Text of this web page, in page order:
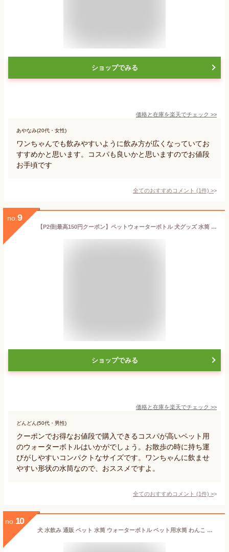
ショップでみる
価格と在庫を楽天でチェック >>
あやなみ(20代・女性)
ワンちゃんでも飲みやすいように飲み方が広くなっていてお
すすめかと思います。コスパも良いかと思いますのでお値段
お手頃です
全てのおすすめコメント (1件) >
no. 9
【P2倍|最高150円クーポン】ペットウォーターボトル 犬グッズ 水筒 餌 ペット用品 水 水飲み ボトル 犬 ペットボトル ペット給水器 使いやすい 安全 漏れ防止 散歩 外出
ショップでみる
価格と在庫を楽天でチェック >>
どんどん(50代・男性)
クーポンでお得なお値段で購入できるコスパが高いペット用
のウォーターボトルはいかがでしょう。お散歩の時に持ち運
びがしやすいコンパクトなサイズです。ワンちゃんに飲ませ
やすい形状の水筒なので、おススメですよ。
全てのおすすめコメント (1件) >
no. 10
犬 水飲み 通販 ペット 水筒 ウォーターボトル ペット用水筒 わんこ 散歩 携帯用水飲み 給水器 マナー お散歩ボトル 犬用 コンパクト 軽量 水分補給 コップ お出かけ